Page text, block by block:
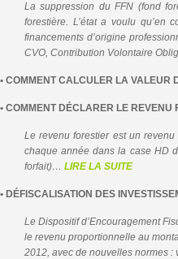
La suppression du FFN (fond
forestière. L’état a voulu qu’en
financements d’origine
CVO, Contribution Volontaire
• COMMENT CALCULER LA VALEUR
• COMMENT DÉCLARER LE REVENU
Le revenu forestier est un
chaque année dans la case HD
forfait)… LIRE LA SUITE
• DÉFISCALISATION DES
Le Dispositif d’Encouragement
le revenu proportionnelle au
2012, avec de nouvelles normes